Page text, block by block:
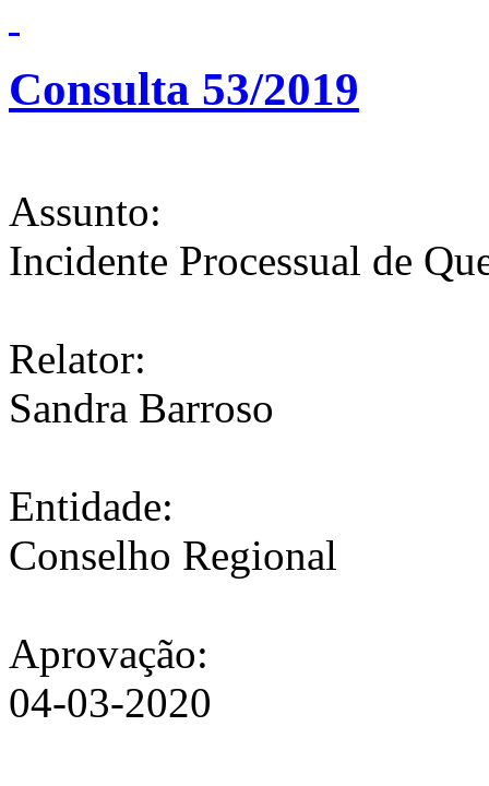
Consulta 53/2019
Assunto:
Incidente Processual de
Relator:
Sandra Barroso
Entidade:
Conselho Regional
Aprovação:
04-03-2020